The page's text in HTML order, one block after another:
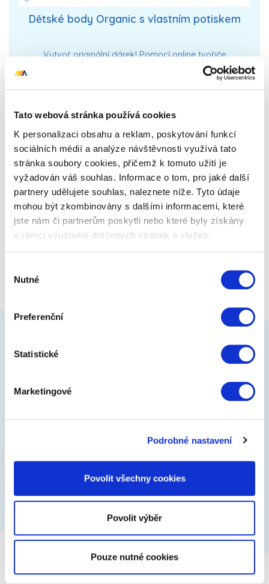
Tato webová stránka používá cookies
K personalizaci obsahu a reklam, poskytování funkcí
sociálních médií a analýze návštěvnosti využívá tato
stránka soubory cookies, přičemž k tomuto užití je
vyžadován váš souhlas. Informace o tom, pro jaké další
partnery udělujete souhlas, naleznete níže. Tyto údaje
mohou být zkombinovány s dalšími informacemi, které
jste nám či partnerům poskytli nebo které byly získány
v rámci využívání dotčených stránek a služeb.
souhlasu
Nutné
Preferenční
Statistické
Marketingové
Podrobné nastavení
Povolit všechny cookies
Povolit výběr
Pouze nutné cookies
Dětské body Organic s vlastním potiskem
Vytvoř originální dárek! Pomocí online tvořiče
navrhni dětské body s vlastním potiskem
349 Kč Zobrazit více
Tričko s vtipným potiskem, lze změnit podklad i
469 Kč Zobrazit více